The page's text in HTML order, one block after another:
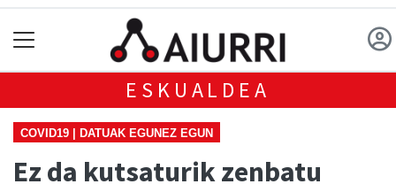
ESKUALDEA
COVID19 | DATUAK EGUNEZ EGUN
Ez da kutsaturik zenbatu